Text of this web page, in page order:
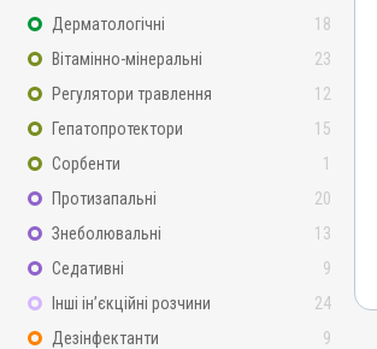
Дерматологічні
18
Вітамінно-мінеральні
23
Регулятори травлення
12
Гепатопротектори
15
Сорбенти
1
Протизапальні
20
Знеболювальні
13
Седативні
9
Інші ін’єкційні розчини
24
Дезінфектанти
9